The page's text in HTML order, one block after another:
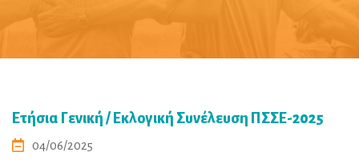
Ετήσια Γενική / Εκλογική Συνέλευση ΠΣΣΕ-2025
04/06/2025